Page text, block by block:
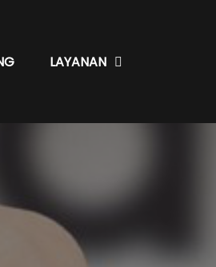
LAYANAN